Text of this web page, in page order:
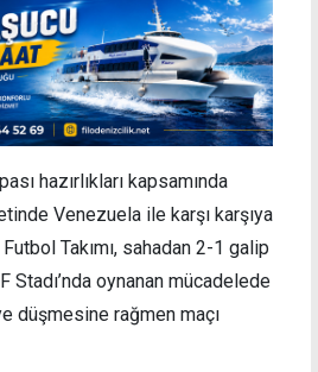
hazırlıkları kapsamında
Venezuela ile karşı karşıya
Takımı, sahadan 2-1 galip
Stadı’nda oynanan mücadelede
düşmesine rağmen maçı